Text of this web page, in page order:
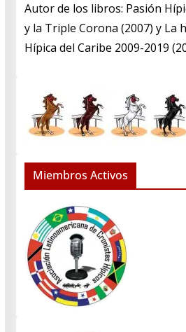
​Autor de los libros: Pasión
y la Triple Corona (2007) y La
Hípica del Caribe 2009-2019
Miembros Activos